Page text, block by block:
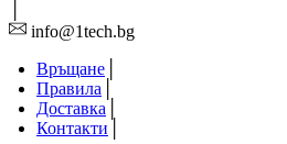
info@1tech.bg
Връщане
Правила
Доставка
Контакти